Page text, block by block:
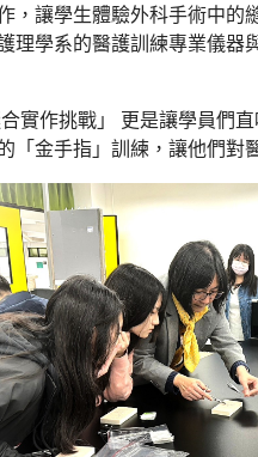
，讓學生體驗外科手術中
理學系的醫護訓練專業儀
實作挑戰」 更是讓學員們
「金手指」訓練，讓他們對